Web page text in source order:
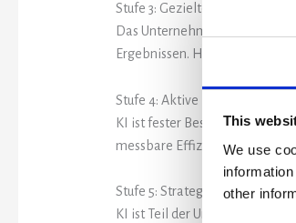
This
We use
other
Stufe 3: Gezielte Einführung
Das Unternehmen hat
Ergebnissen. Hier beginnt der
Stufe 4: Aktive Nutzung
KI ist fester Bestandteil der
messbare Effizienzgewinne.
Stufe 5: Strategische KI-
KI ist Teil der